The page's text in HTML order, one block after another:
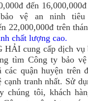
đến
vệ an ninh
22,000,000đ trên
chất lượng cao.
cung cấp dịch vụ
tìm Công ty bảo
các quận huyện trên
cạnh tranh nhất. Sử
chúng tôi, khách